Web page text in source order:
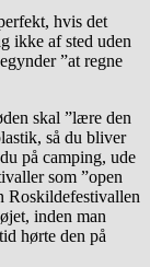
hvis det
ikke af sted uden
”at regne
skal ”lære den
så du bliver
på camping, ude
som ”open
Roskildefestivallen
inden man
hørte den på